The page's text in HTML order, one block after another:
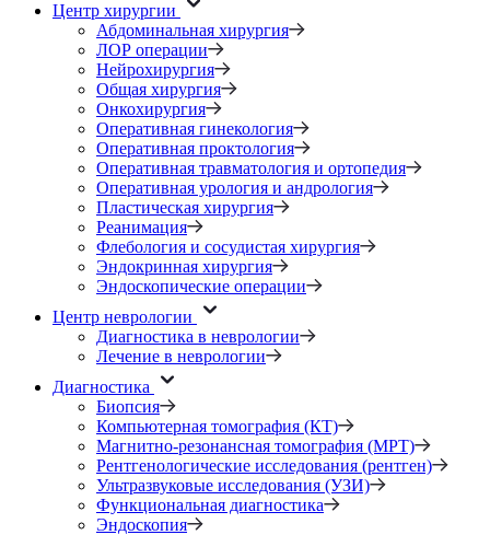
Центр хирургии
Абдоминальная хирургия
ЛОР операции
Нейрохирургия
Общая хирургия
Онкохирургия
Оперативная гинекология
Оперативная проктология
Оперативная травматология и ортопедия
Оперативная урология и андрология
Пластическая хирургия
Реанимация
Флебология и сосудистая хирургия
Эндокринная хирургия
Эндоскопические операции
Центр неврологии
Диагностика в неврологии
Лечение в неврологии
Диагностика
Биопсия
Компьютерная томография (КТ)
Магнитно-резонансная томография (МРТ)
Рентгенологические исследования (рентген)
Ультразвуковые исследования (УЗИ)
Функциональная диагностика
Эндоскопия